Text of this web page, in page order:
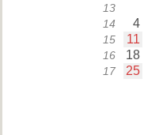
13
14 4
15 11
16 18
17 25